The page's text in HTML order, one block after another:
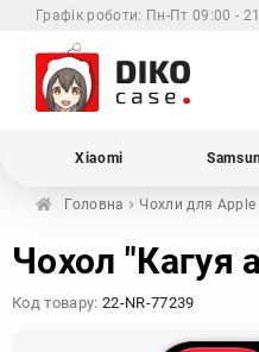
Графік роботи: Пн-Пт 09:00 -
Xiaomi
Головна Чохли для Apple
Чохол "Кагуя
Код товару: 22-NR-77239